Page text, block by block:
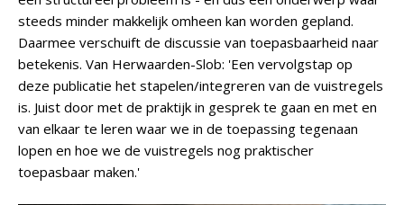
steeds minder makkelijk omheen kan worden gepland.
Daarmee verschuift de discussie van toepasbaarheid naar
betekenis. Van Herwaarden-Slob: 'Een vervolgstap op
deze publicatie het stapelen/integreren van de vuistregels
is. Juist door met de praktijk in gesprek te gaan en met en
van elkaar te leren waar we in de toepassing tegenaan
lopen en hoe we de vuistregels nog praktischer
toepasbaar maken.'